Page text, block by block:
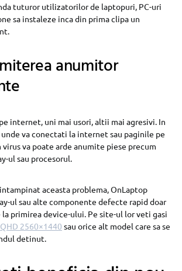
tuturor utilizatorilor de laptopuri, PC-uri
sa instaleze inca din prima clipa un
anumitor
internet, uni mai usori, altii mai agresivi. In
va conectati la internet sau paginile pe
virus va poate arde anumite piese precum
ul sau procesorul.
aceasta problema, OnLaptop
ul sau alte componente defecte rapid doar
primirea device-ului. Pe site-ul lor veti gasi
2560×1440 sau orice alt model care sa se
detinut.